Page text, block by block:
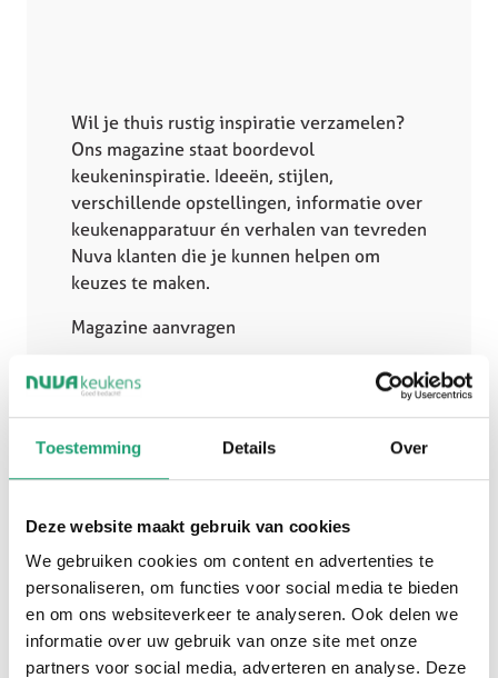
Toestemming Details Over
Deze website maakt gebruik van cookies
We gebruiken cookies om content en advertenties te
personaliseren, om functies voor social media te bieden
en om ons websiteverkeer te analyseren. Ook delen we
informatie over uw gebruik van onze site met onze
partners voor social media, adverteren en analyse. Deze
Wil je thuis rustig inspiratie verzamelen?
Ons magazine staat boordevol
keukeninspiratie. Ideeën, stijlen,
verschillende opstellingen, informatie over
keukenapparatuur én verhalen van tevreden
Nuva klanten die je kunnen helpen om
keuzes te maken.
Magazine aanvragen
Een matte beige keuken straalt rust, luxe en
verfijning uit. Doordat matte fronten nauwelijks
licht reflecteren, ontstaat een zachte uitstraling
die perfect past binnen moderne en rustige
interieurs. Vooral in open woonkeukens zorgt dit